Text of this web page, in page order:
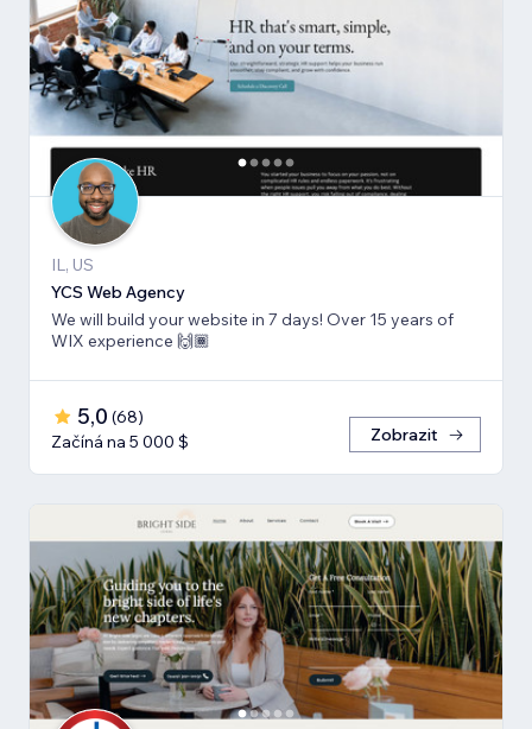
IL, US
YCS Web Agency
We will build your website in 7 days! Over 15 years of
WIX experience 🙌🏾
5,0 (68)
Začíná na 5 000 $
Zobrazit